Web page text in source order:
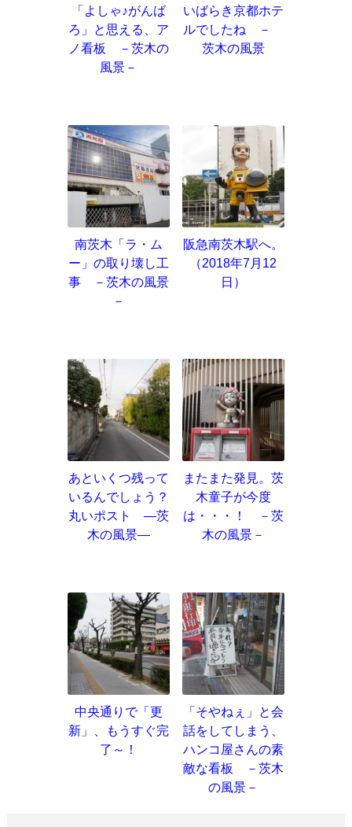
「よしゃ♪がんば
ろ」と思える、ア
ノ看板 －茨木の
風景－
いばらき京都ホテ
ルでしたね －
茨木の風景
南茨木「ラ・ム
ー」の取り壊し工
事 －茨木の風景
－
阪急南茨木駅へ。
（2018年7月12
日）
あといくつ残って
いるんでしょう？
丸いポスト ―茨
木の風景―
またまた発見。茨
木童子が今度
は・・・！ －茨
木の風景－
中央通りで「更
新」、もうすぐ完
了～！
「そやねぇ」と会
話をしてしまう、
ハンコ屋さんの素
敵な看板 －茨木
の風景－